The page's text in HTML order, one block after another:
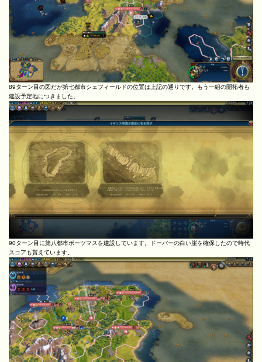
89ターン目の図だが第七都市シェフィールドの位置は上記の通りです。もう一組の開拓者も
建設予定地につきました。
90ターン目に第八都市ポーツマスを建設しています。ドーバーの白い崖を確保したので時代
スコアも貰えています。